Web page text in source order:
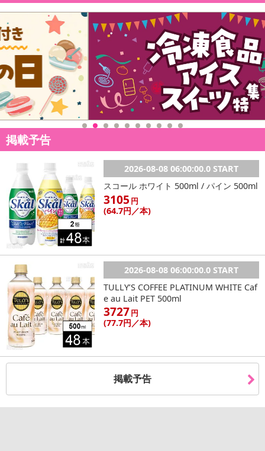
掲載予告
2026-08-08 06:00:00.0 START
スコール ホワイト 500ml / パイン 500ml
3105 円
(64.7円／本)
2026-08-08 06:00:00.0 START
TULLY’S COFFEE PLATINUM WHITE Caf
e au Lait PET 500ml
3727円
(77.7円／本)
掲載予告